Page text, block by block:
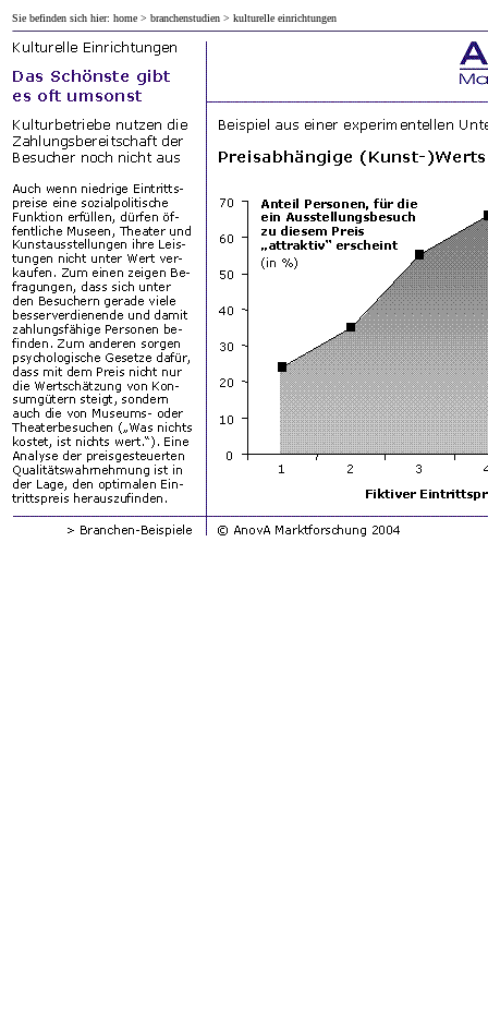
Sie befinden sich hier: home > branchenstudien > kulturelle einrichtungen